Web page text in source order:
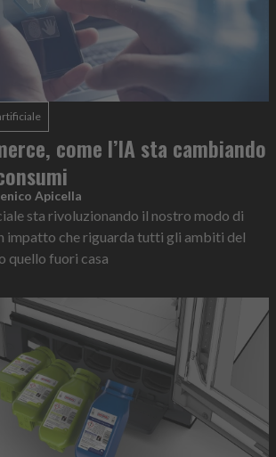
come l’IA sta cambiando
Apicella
sta rivoluzionando il nostro modo di
impatto che riguarda tutti gli ambiti del
quello fuori casa